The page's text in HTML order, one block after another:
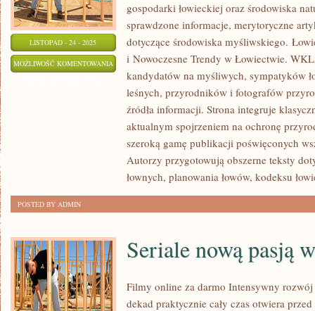
LISTOPAD - 24 - 2025
MOŻLIWOŚĆ KOMENTOWANIA ŁOWIECTWO
PRAWO
EUROPEJSKIE
gospodarki łowieckiej oraz środowiska
sprawdzone informacje, merytoryczne
dotyczące środowiska myśliwskiego.
i Nowoczesne Trendy w Łowiectwie.
kandydatów na myśliwych, sympatyków
leśnych, przyrodników i fotografów
źródła informacji. Strona integruje
aktualnym spojrzeniem na ochronę
szeroką gamę publikacji poświęconych
Autorzy przygotowują obszerne teksty
łownych, planowania łowów, kodeksu
POSTED BY ADMIN
Seriale nową pasją
Filmy online za darmo Intensywny
dekad praktycznie cały czas otwiera